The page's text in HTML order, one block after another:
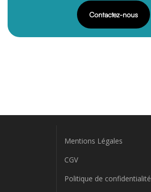
Contactez-nous
Mentions Légales
CGV
Politique de confidentialité